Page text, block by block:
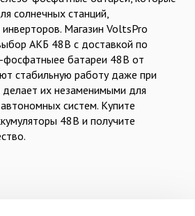
солнечных станций,
инверторов. Магазин VoltsPro
АКБ 48В с доставкой по
фосфатныее батареи 48В от
стабильную работу даже при
делает их незаменимыми для
систем. Купите
48В и получите